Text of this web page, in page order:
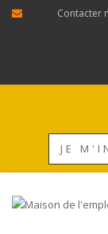
Contacter
JE